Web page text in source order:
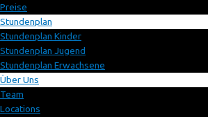
Preise
Stundenplan
Stundenplan Kinder
Stundenplan Jugend
Stundenplan Erwachsene
Über Uns
Team
Locations